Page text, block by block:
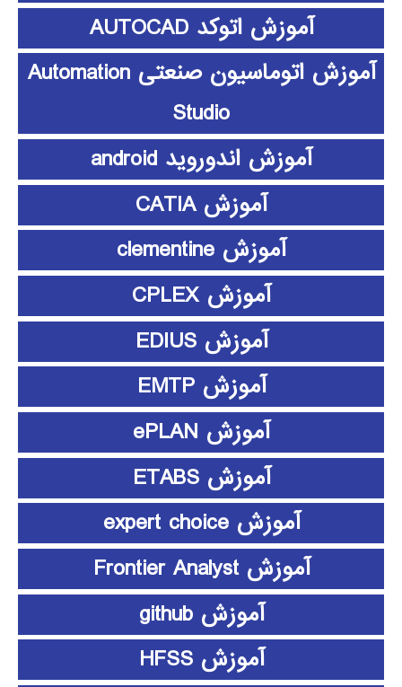
آموزش اتوکد AUTOCAD
آموزش اتوماسیون صنعتی Automation
Studio
آموزش اندوروید android
آموزش CATIA
آموزش clementine
آموزش CPLEX
آموزش EDIUS
آموزش EMTP
آموزش ePLAN
آموزش ETABS
آموزش expert choice
آموزش Frontier Analyst
آموزش github
آموزش HFSS